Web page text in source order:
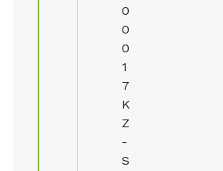
0
0
0
1
7
K
Z
-
S